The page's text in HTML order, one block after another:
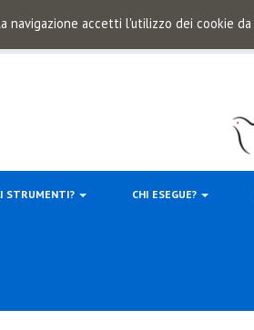
navigazione accetti l'utilizzo dei cookie
STRUMENTI? CHI ESEGUE?